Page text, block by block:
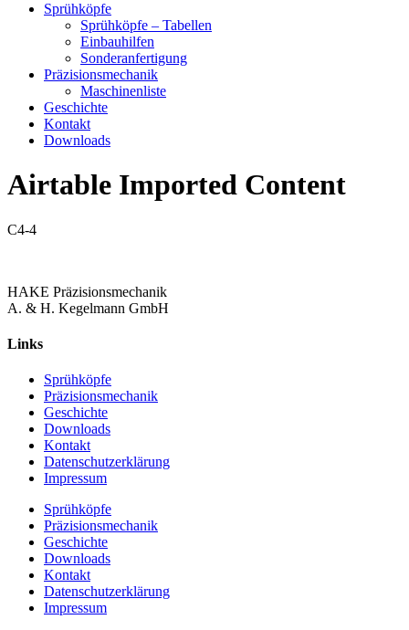
Sprühköpfe
Sprühköpfe – Tabellen
Einbauhilfen
Sonderanfertigung
Präzisionsmechanik
Maschinenliste
Geschichte
Kontakt
Downloads
Airtable Imported Content
C4-4
HAKE Präzisionsmechanik
A. & H. Kegelmann GmbH
Links
Sprühköpfe
Präzisionsmechanik
Geschichte
Downloads
Kontakt
Datenschutzerklärung
Impressum
Sprühköpfe
Präzisionsmechanik
Geschichte
Downloads
Kontakt
Datenschutzerklärung
Impressum